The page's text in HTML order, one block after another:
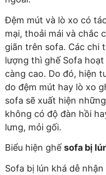
Đệm mút và lò xo có
mại, thoải mái và chắc
giãn trên sofa. Các chi
lượng thì ghế Sofa
càng cao. Do đó, hiện
do đệm mút hay lò xo
sofa sẽ xuất hiện
không có độ đàn hồi
lưng, mỏi gối.
Biểu hiện ghế sofa bị
Sofa bị lún khá dễ